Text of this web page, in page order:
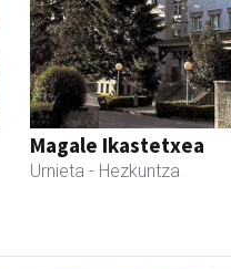
Magale Ikastetxea
Urnieta - Hezkuntza